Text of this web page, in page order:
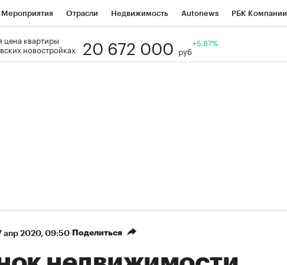
Мероприятия Отрасли Недвижимость Autonews РБК Компании
Визионеры
цена квартиры
новостройках
20 672 000 руб
+5.87%
апр 2020, 09:50 Поделиться